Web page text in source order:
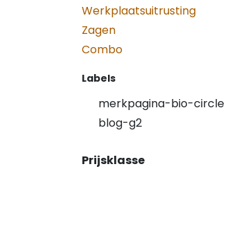
Werkplaatsuitrusting
Zagen
Combo
Labels
merkpagina-bio-circle
blog-g2
Prijsklasse